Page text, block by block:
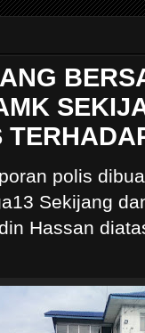
polis
Sekijang
Hassan